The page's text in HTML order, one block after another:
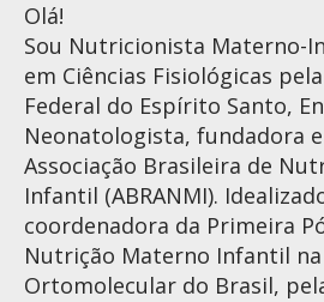
Olá!
Sou Nutricionista Materno-
em Ciências Fisiológicas
Federal do Espírito Santo,
Neonatologista, fundadora
Associação Brasileira de
Infantil (ABRANMI).
coordenadora da Primeira
Nutrição Materno Infantil na
Ortomolecular do Brasil,